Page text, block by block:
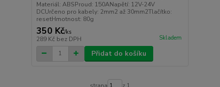
Materiál: ABSProud: 150ANapětí: 12V-24V
DCUrčeno pro kabely: 2mm2 až 30mm2Tlačítko:
resetHmotnost: 80g
350 Kč/ks
289 Kč bez DPH Skladem
Přidat do košíku